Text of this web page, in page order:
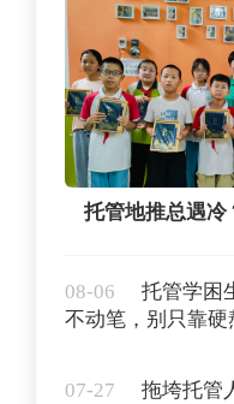
托管地推总遇冷
08-06
托管学困
不动笔，别只靠硬
07-27
拖垮托管